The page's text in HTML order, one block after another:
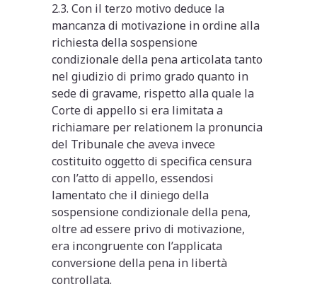
2.3. Con il terzo motivo deduce la
mancanza di motivazione in ordine alla
richiesta della sospensione
condizionale della pena articolata tanto
nel giudizio di primo grado quanto in
sede di gravame, rispetto alla quale la
Corte di appello si era limitata a
richiamare per relationem la pronuncia
del Tribunale che aveva invece
costituito oggetto di specifica censura
con l’atto di appello, essendosi
lamentato che il diniego della
sospensione condizionale della pena,
oltre ad essere privo di motivazione,
era incongruente con l’applicata
conversione della pena in libertà
controllata.